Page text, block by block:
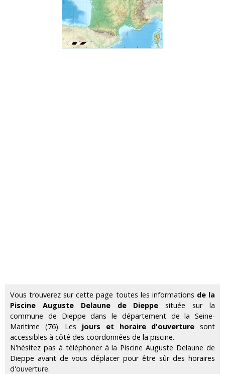
Vous trouverez sur cette page toutes les informations de la
Piscine Auguste Delaune de Dieppe située sur la
commune de Dieppe dans le département de la Seine-
Maritime (76). Les jours et horaire d'ouverture sont
accessibles à côté des coordonnées de la piscine.
N'hésitez pas à téléphoner à la Piscine Auguste Delaune de
Dieppe avant de vous déplacer pour être sûr des horaires
d'ouverture.